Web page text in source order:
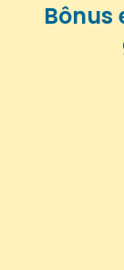
Bônus